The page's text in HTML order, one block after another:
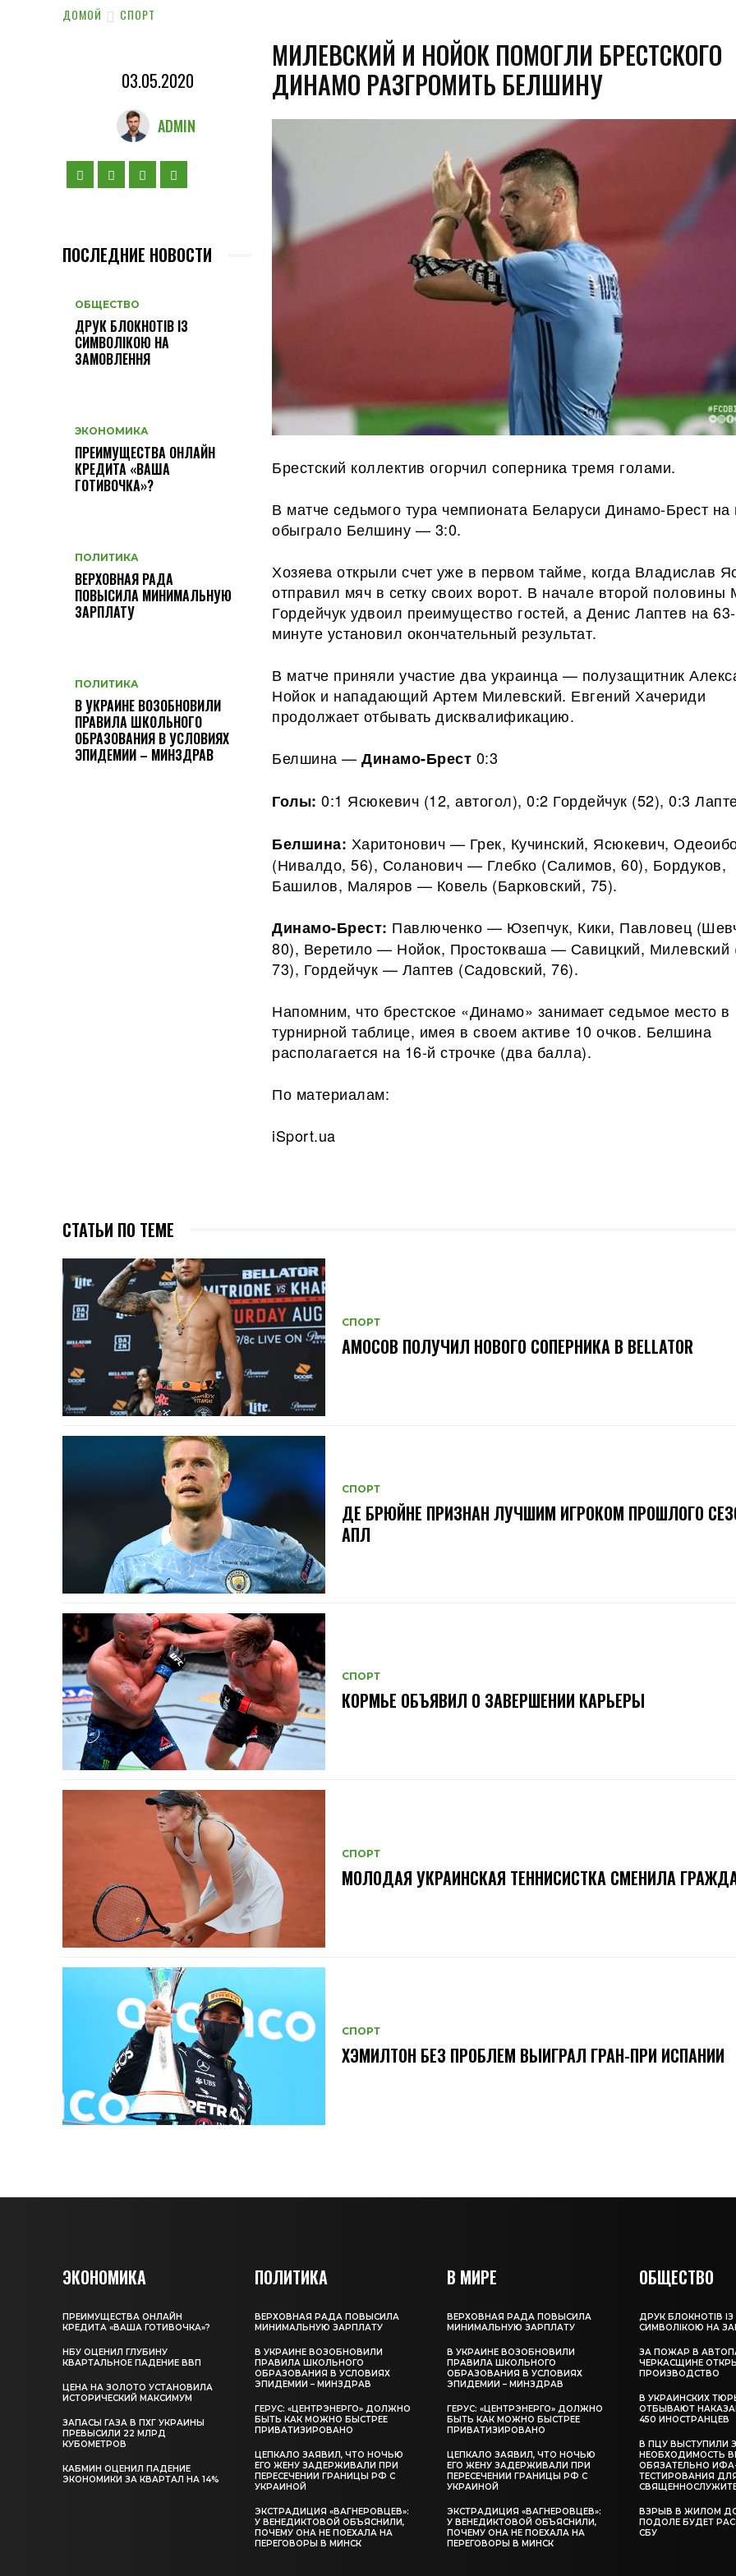
ДОМОЙ СПОРТ
03.05.2020
ADMIN
ПОСЛЕДНИЕ НОВОСТИ
ОБЩЕСТВО
ДРУК БЛОКНОТІВ ІЗ
СИМВОЛІКОЮ НА
ЗАМОВЛЕННЯ
ЭКОНОМИКА
ПРЕИМУЩЕСТВА ОНЛАЙН
КРЕДИТА «ВАША
ГОТИВОЧКА»?
ПОЛИТИКА
ВЕРХОВНАЯ РАДА
ПОВЫСИЛА МИНИМАЛЬНУЮ
ЗАРПЛАТУ
ПОЛИТИКА
В УКРАИНЕ ВОЗОБНОВИЛИ
ПРАВИЛА ШКОЛЬНОГО
ОБРАЗОВАНИЯ В УСЛОВИЯХ
ЭПИДЕМИИ – МИНЗДРАВ
МИЛЕВСКИЙ И НОЙОК ПОМОГЛИ БРЕСТСКОГО
ДИНАМО РАЗГРОМИТЬ БЕЛШИНУ
Брестский коллектив огорчил соперника тремя голами.
В матче седьмого тура чемпионата Беларуси Динамо-Брест
обыграло Белшину — 3:0.
Хозяева открыли счет уже в первом тайме, когда Владислав
отправил мяч в сетку своих ворот. В начале второй половины
Гордейчук удвоил преимущество гостей, а Денис Лаптев на
минуте установил окончательный результат.
В матче приняли участие два украинца — полузащитник
Нойок и нападающий Артем Милевский. Евгений Хачериди
продолжает отбывать дисквалификацию.
Белшина —Динамо-Брест 0:3
Голы: 0:1 Ясюкевич (12, автогол), 0:2 Гордейчук (52), 0:3
Белшина: Харитонович — Грек, Кучинский, Ясюкевич,
(Нивалдо, 56), Соланович — Глебко (Салимов, 60), Бордуков,
Башилов, Маляров — Ковель (Барковский, 75).
Динамо-Брест: Павлюченко — Юзепчук, Кики, Павловец
80), Веретило — Нойок, Простокваша — Савицкий, Милевский
73), Гордейчук — Лаптев (Садовский, 76).
Напомним, что брестское «Динамо» занимает седьмое место в
турнирной таблице, имея в своем активе 10 очков. Белшина
располагается на 16-й строчке (два балла).
По материалам:
iSport.ua
СТАТЬИ ПО ТЕМЕ
СПОРТ
АМОСОВ ПОЛУЧИЛ НОВОГО СОПЕРНИКА В BELLATOR
СПОРТ
ДЕ БРЮЙНЕ ПРИЗНАН ЛУЧШИМ ИГРОКОМ ПРОШЛОГО
АПЛ
СПОРТ
КОРМЬЕ ОБЪЯВИЛ О ЗАВЕРШЕНИИ КАРЬЕРЫ
СПОРТ
МОЛОДАЯ УКРАИНСКАЯ ТЕННИСИСТКА СМЕНИЛА
СПОРТ
ХЭМИЛТОН БЕЗ ПРОБЛЕМ ВЫИГРАЛ ГРАН-ПРИ ИСПАНИИ
ЭКОНОМИКА
ПРЕИМУЩЕСТВА ОНЛАЙН
КРЕДИТА «ВАША ГОТИВОЧКА»?
НБУ ОЦЕНИЛ ГЛУБИНУ
КВАРТАЛЬНОЕ ПАДЕНИЕ ВВП
ЦЕНА НА ЗОЛОТО УСТАНОВИЛА
ИСТОРИЧЕСКИЙ МАКСИМУМ
ЗАПАСЫ ГАЗА В ПХГ УКРАИНЫ
ПРЕВЫСИЛИ 22 МЛРД
КУБОМЕТРОВ
КАБМИН ОЦЕНИЛ ПАДЕНИЕ
ЭКОНОМИКИ ЗА КВАРТАЛ НА 14%
ПОЛИТИКА
ВЕРХОВНАЯ РАДА ПОВЫСИЛА
МИНИМАЛЬНУЮ ЗАРПЛАТУ
В УКРАИНЕ ВОЗОБНОВИЛИ
ПРАВИЛА ШКОЛЬНОГО
ОБРАЗОВАНИЯ В УСЛОВИЯХ
ЭПИДЕМИИ – МИНЗДРАВ
ГЕРУС: «ЦЕНТРЭНЕРГО» ДОЛЖНО
БЫТЬ КАК МОЖНО БЫСТРЕЕ
ПРИВАТИЗИРОВАНО
ЦЕПКАЛО ЗАЯВИЛ, ЧТО НОЧЬЮ
ЕГО ЖЕНУ ЗАДЕРЖИВАЛИ ПРИ
ПЕРЕСЕЧЕНИИ ГРАНИЦЫ РФ С
УКРАИНОЙ
ЭКСТРАДИЦИЯ «ВАГНЕРОВЦЕВ»:
У ВЕНЕДИКТОВОЙ ОБЪЯСНИЛИ,
ПОЧЕМУ ОНА НЕ ПОЕХАЛА НА
ПЕРЕГОВОРЫ В МИНСК
В МИРЕ
ВЕРХОВНАЯ РАДА ПОВЫСИЛА
МИНИМАЛЬНУЮ ЗАРПЛАТУ
В УКРАИНЕ ВОЗОБНОВИЛИ
ПРАВИЛА ШКОЛЬНОГО
ОБРАЗОВАНИЯ В УСЛОВИЯХ
ЭПИДЕМИИ – МИНЗДРАВ
ГЕРУС: «ЦЕНТРЭНЕРГО» ДОЛЖНО
БЫТЬ КАК МОЖНО БЫСТРЕЕ
ПРИВАТИЗИРОВАНО
ЦЕПКАЛО ЗАЯВИЛ, ЧТО НОЧЬЮ
ЕГО ЖЕНУ ЗАДЕРЖИВАЛИ ПРИ
ПЕРЕСЕЧЕНИИ ГРАНИЦЫ РФ С
УКРАИНОЙ
ЭКСТРАДИЦИЯ «ВАГНЕРОВЦЕВ»:
У ВЕНЕДИКТОВОЙ ОБЪЯСНИЛИ,
ПОЧЕМУ ОНА НЕ ПОЕХАЛА НА
ПЕРЕГОВОРЫ В МИНСК
ОБЩЕСТВО
ДРУК БЛОКНОТІВ ІЗ
СИМВОЛІКОЮ НА
ЗА ПОЖАР В
ЧЕРКАСЩИНЕ
ПРОИЗВОДСТВО
В УКРАИНСКИХ
ОТБЫВАЮТ
450 ИНОСТРАНЦЕВ
В ПЦУ ВЫСТУПИЛИ
НЕОБХОДИМОСТЬ
ОБЯЗАТЕЛЬНО
ТЕСТИРОВАНИЯ
ВЗРЫВ В ЖИЛОМ
ПОДОЛЕ БУДЕТ
СБУ